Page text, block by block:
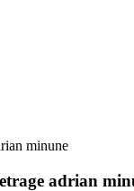
minune
adrian